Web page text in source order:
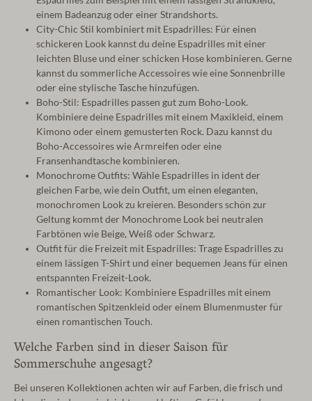
einem Badeanzug oder einer Strandshorts.
City-Chic Stil kombiniert mit Espadrilles: Für einen
schickeren Look kannst du deine Espadrilles mit einer
leichten Bluse und einer schicken Hose kombinieren. Gerne
kannst du sommerliche Accessoires wie eine Sonnenbrille
oder eine stylische Tasche hinzufügen.
Boho-Stil: Espadrilles passen gut zum Boho-Look.
Kombiniere deine Espadrilles mit einem Maxikleid, einem
Kimono oder einem gemusterten Rock. Dazu kannst du
Boho-Accessoires wie Armreifen oder eine
Fransenhandtasche kombinieren.
Monochrome Outfits: Wähle Espadrilles in ident der
gleichen Farbe, wie dein Outfit, um einen eleganten,
monochromen Look zu kreieren. Besonders schön zur
Geltung kommt der Monochrome Look bei neutralen
Farbtönen wie Beige, Weiß oder Schwarz.
Outfit für die Freizeit mit Espadrilles: Trage Espadrilles zu
einem lässigen T-Shirt und einer bequemen Jeans für einen
entspannten Freizeit-Look.
Romantischer Look: Kombiniere Espadrilles mit einem
romantischen Spitzenkleid oder einem Blumenmuster für
einen romantischen Touch.
Welche Farben sind in dieser Saison für
Sommerschuhe angesagt?
Bei unseren Kollektionen achten wir auf Farben, die frisch und